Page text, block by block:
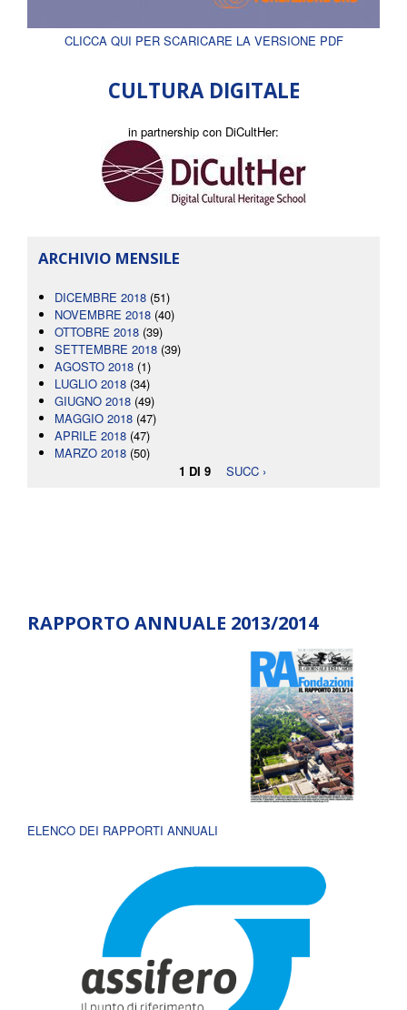
CLICCA QUI PER SCARICARE LA VERSIONE PDF
CULTURA DIGITALE
in partnership con DiCultHer:
ARCHIVIO MENSILE
DICEMBRE 2018 (51)
NOVEMBRE 2018 (40)
OTTOBRE 2018 (39)
SETTEMBRE 2018 (39)
AGOSTO 2018 (1)
LUGLIO 2018 (34)
GIUGNO 2018 (49)
MAGGIO 2018 (47)
APRILE 2018 (47)
MARZO 2018 (50)
1 DI 9
SUCC ›
RAPPORTO ANNUALE 2013/2014
ELENCO DEI RAPPORTI ANNUALI